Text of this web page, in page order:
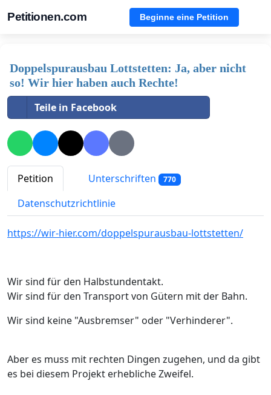
Petitionen.com Beginne eine Petition
Doppelspurausbau Lottstetten: Ja, aber nicht
so! Wir hier haben auch Rechte!
Teile in Facebook
Petition Unterschriften 770
Datenschutzrichtlinie
https://wir-hier.com/doppelspurausbau-lottstetten/
Wir sind für den Halbstundentakt.
Wir sind für den Transport von Gütern mit der Bahn.
Wir sind keine "Ausbremser" oder "Verhinderer".
Aber es muss mit rechten Dingen zugehen, und da gibt
es bei diesem Projekt erhebliche Zweifel.